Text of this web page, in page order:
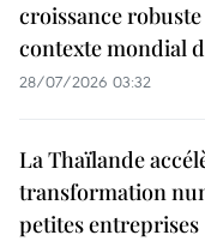
croissance
contexte mondial
28/07/2026 03:32
La Thaïlande
transformation
petites entreprises